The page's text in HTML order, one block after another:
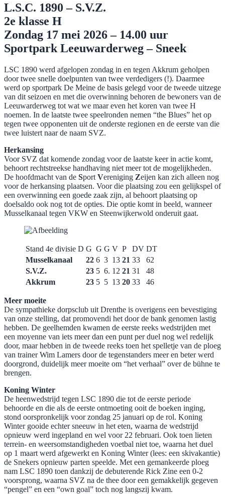
L.S.C. 1890 – S.V.Z.
2e klasse H
Zondag 17 mei 2026 – 14.00 uur
Sportpark Leeuwarderweg – Sneek
LSC 1890 werd afgelopen zondag in en tegen Akkrum geholpen
door twee snelle doelpunten van twee verdedigers (!). Daarmee
werd op sportpark De Meine de basis gelegd voor de tweede uitzege
van dit seizoen en met die overwinning behoren de bewoners van de
Leeuwarderweg tot wat we maar even het koren van twee H
noemen. In de laatste twee speelronden nemen “the Blues” het op
tegen twee opponenten uit de onderste regionen en de eerste van die
twee luistert naar de naam SVZ.
Herkansing
Voor SVZ dat komende zondag voor de laatste keer in actie komt,
behoort rechtstreekse handhaving niet meer tot de mogelijkheden.
De hoofdmacht van de Sport Vereniging Zeijen kan zich alleen nog
voor de herkansing plaatsen. Voor die plaatsing zou een gelijkspel of
een overwinning een goede zaak zijn, al behoort plaatsing op
doelsaldo ook nog tot de opties. Die optie komt in beeld, wanneer
Musselkanaal tegen VKW en Steenwijkerwold onderuit gaat.
Stand 4e divisie D G G G V P DV DT
Musselkanaal
22 6 3 13 21 33
62
S.V.Z.
23 5 6. 12 21 31
48
Akkrum
23 5 5 13 20 33 46
Meer moeite
De sympathieke dorpsclub uit Drenthe is overigens een bevestiging
van onze stelling, dat promovendi het door de bank genomen lastig
hebben. De geelhemden kwamen de eerste reeks wedstrijden met
een moyenne van iets meer dan een punt per duel nog wel redelijk
door, maar hebben in de tweede reeks toen het spelletje van de ploeg
van trainer Wim Lamers door de tegenstanders meer en beter werd
doorgrond, duidelijk meer moeite om “het verhaal” over de bühne te
brengen.
​Koning Winter
De heenwedstrijd tegen LSC 1890 die tot de eerste periode
behoorde en die als de eerste ontmoeting ooit de boeken inging,
stond oorspronkelijk voor zondag 25 januari op de rol. Koning
Winter gooide echter sneeuw in het eten, waarna de wedstrijd
opnieuw werd ingepland en wel voor 22 februari. Ook toen lieten
terrein- en weersomstandigheden voetbal niet toe, waarna het duel
op 1 maart werd afgewerkt en Koning Winter (lees: een skivakantie)
de Snekers opnieuw parten speelde. Met een gemankeerde ploeg
nam LSC 1890 toen dankzij de debuterende Rick Zine een 0-2
voorsprong, waarna SVZ na de thee door een gemakkelijk gegeven
“pengel” en een “own goal” toch nog langszij kwam.